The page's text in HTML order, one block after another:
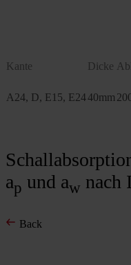
Kante
Dicke
A24, D, E15, E2440mm
ap und aw nach
Back